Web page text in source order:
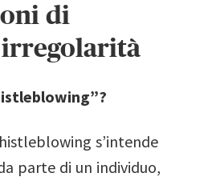
di
?
s’intende
parte di un individuo,